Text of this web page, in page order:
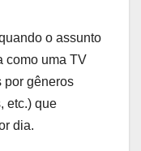
o assunto
como uma TV
por gêneros
etc.) que
dia.